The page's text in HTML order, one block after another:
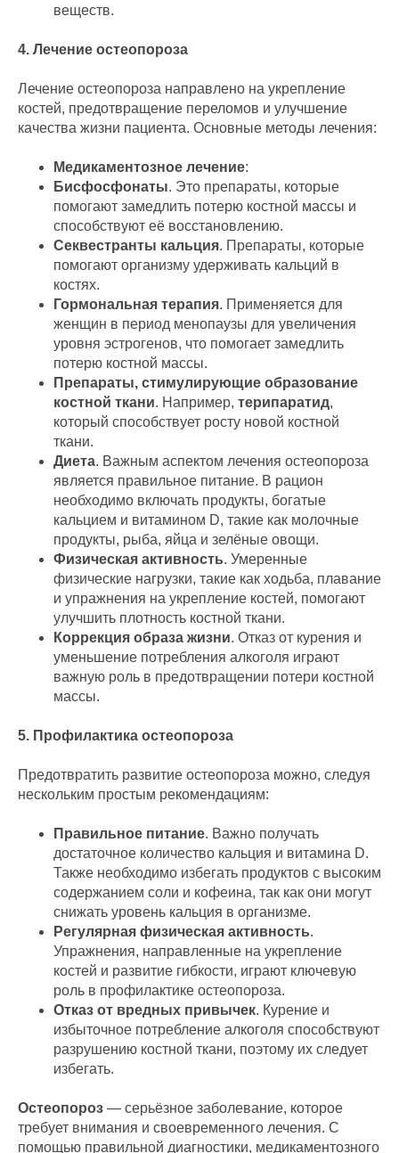
веществ.
4. Лечение остеопороза
Лечение остеопороза направлено на укрепление
костей, предотвращение переломов и улучшение
качества жизни пациента. Основные методы лечения:
Медикаментозное лечение:
Бисфосфонаты. Это препараты, которые
помогают замедлить потерю костной массы и
способствуют её восстановлению.
Секвестранты кальция. Препараты, которые
помогают организму удерживать кальций в
костях.
Гормональная терапия. Применяется для
женщин в период менопаузы для увеличения
уровня эстрогенов, что помогает замедлить
потерю костной массы.
Препараты, стимулирующие образование
костной ткани. Например, терипаратид,
который способствует росту новой костной
ткани.
Диета. Важным аспектом лечения остеопороза
является правильное питание. В рацион
необходимо включать продукты, богатые
кальцием и витамином D, такие как молочные
продукты, рыба, яйца и зелёные овощи.
Физическая активность. Умеренные
физические нагрузки, такие как ходьба, плавание
и упражнения на укрепление костей, помогают
улучшить плотность костной ткани.
Коррекция образа жизни. Отказ от курения и
уменьшение потребления алкоголя играют
важную роль в предотвращении потери костной
массы.
5. Профилактика остеопороза
Предотвратить развитие остеопороза можно, следуя
нескольким простым рекомендациям:
Правильное питание. Важно получать
достаточное количество кальция и витамина D.
Также необходимо избегать продуктов с высоким
содержанием соли и кофеина, так как они могут
снижать уровень кальция в организме.
Регулярная физическая активность.
Упражнения, направленные на укрепление
костей и развитие гибкости, играют ключевую
роль в профилактике остеопороза.
Отказ от вредных привычек. Курение и
избыточное потребление алкоголя способствуют
разрушению костной ткани, поэтому их следует
избегать.
Остеопороз — серьёзное заболевание, которое
требует внимания и своевременного лечения. С
помощью правильной диагностики, медикаментозного